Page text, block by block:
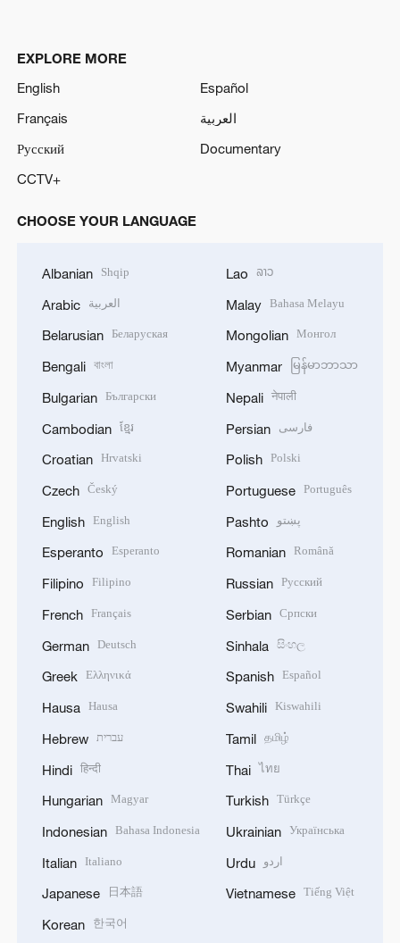
EXPLORE MORE
English
Español
Français
العربية
Русский
Documentary
CCTV+
CHOOSE YOUR LANGUAGE
Albanian Shqip
Arabic العربية
Belarusian Беларуская
Bengali বাংলা
Bulgarian Български
Cambodian ខ្មែរ
Croatian Hrvatski
Czech Český
English English
Esperanto Esperanto
Filipino Filipino
French Français
German Deutsch
Greek Ελληνικά
Hausa Hausa
Hebrew עברית
Hindi हिन्दी
Hungarian Magyar
Indonesian Bahasa Indonesia
Italian Italiano
Japanese 日本語
Korean 한국어
Lao ລາວ
Malay Bahasa Melayu
Mongolian Монгол
Myanmar မြန်မာဘာသာ
Nepali नेपाली
Persian فارسی
Polish Polski
Portuguese Português
Pashto پښتو
Romanian Română
Russian Русский
Serbian Српски
Sinhala සිංහල
Spanish Español
Swahili Kiswahili
Tamil தமிழ்
Thai ไทย
Turkish Türkçe
Ukrainian Українська
Urdu اردو
Vietnamese Tiếng Việt